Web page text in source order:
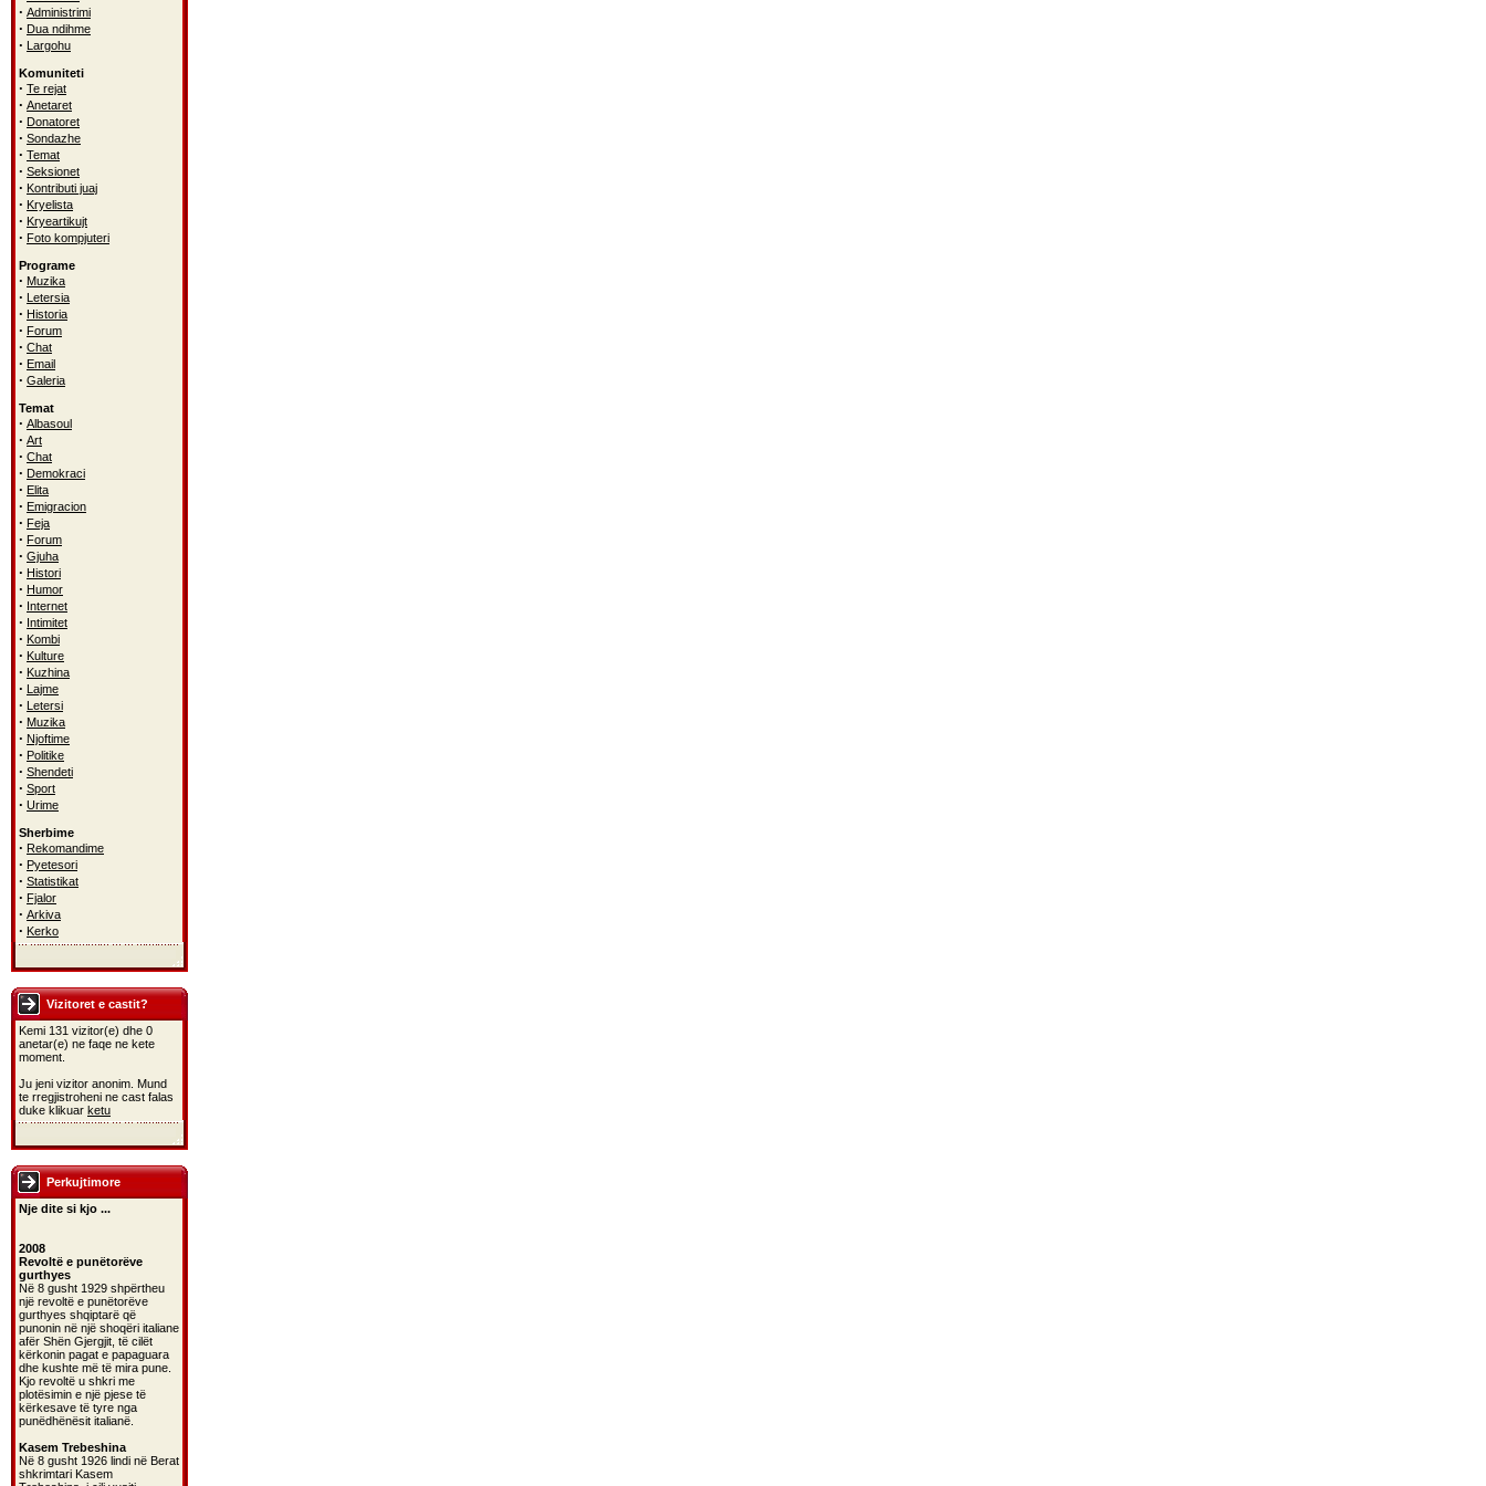
· Administrimi
· Dua ndihme
· Largohu
Komuniteti
· Te rejat
· Anetaret
· Donatoret
· Sondazhe
· Temat
· Seksionet
· Kontributi juaj
· Kryelista
· Kryeartikujt
· Foto kompjuteri
Programe
· Muzika
· Letersia
· Historia
· Forum
· Chat
· Email
· Galeria
Temat
· Albasoul
· Art
· Chat
· Demokraci
· Elita
· Emigracion
· Feja
· Forum
· Gjuha
· Histori
· Humor
· Internet
· Intimitet
· Kombi
· Kulture
· Kuzhina
· Lajme
· Letersi
· Muzika
· Njoftime
· Politike
· Shendeti
· Sport
· Urime
Sherbime
· Rekomandime
· Pyetesori
· Statistikat
· Fjalor
· Arkiva
· Kerko
Vizitoret e castit?
Kemi 131 vizitor(e) dhe 0
anetar(e) ne faqe ne kete
moment.
Ju jeni vizitor anonim. Mund
te rregjistroheni ne cast falas
duke klikuar ketu
Perkujtimore
Nje dite si kjo ...
2008
Revoltë e punëtorëve
gurthyes
Në 8 gusht 1929 shpërtheu
një revoltë e punëtorëve
gurthyes shqiptarë që
punonin në një shoqëri italiane
afër Shën Gjergjit, të cilët
kërkonin pagat e papaguara
dhe kushte më të mira pune.
Kjo revoltë u shkri me
plotësimin e një pjese të
kërkesave të tyre nga
punëdhënësit italianë.
Kasem Trebeshina
Në 8 gusht 1926 lindi në Berat
shkrimtari Kasem